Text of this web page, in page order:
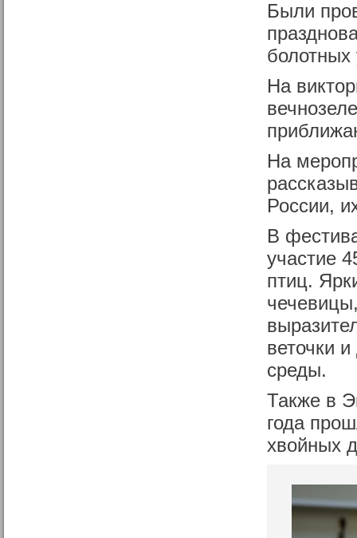
Были
болотных
На
На
России,
В
участие
птиц.
веточки
среды.
Также в
года
хвойных